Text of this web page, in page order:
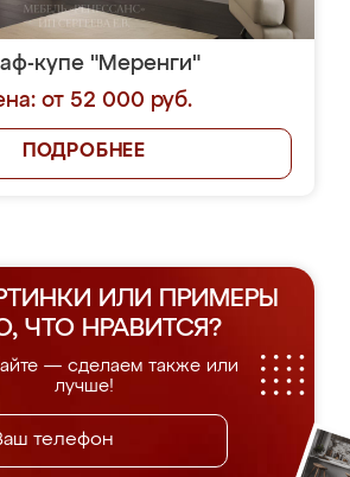
купе "Меренги"
от 52 000 руб.
ПОДРОБНЕЕ
ИЛИ ПРИМЕРЫ
ЧТО НРАВИТСЯ?
— сделаем также или
лучше!